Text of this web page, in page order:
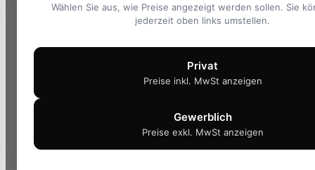
Wählen Sie aus, wie Preise angezeigt werden sollen. Sie
jederzeit oben links umstellen.
Privat
Preise inkl. MwSt anzeigen
Gewerblich
Preise exkl. MwSt anzeigen